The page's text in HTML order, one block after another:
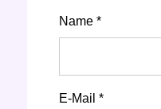
Name *
E-Mail *